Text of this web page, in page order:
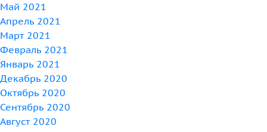
Май 2021
Апрель 2021
Март 2021
Февраль 2021
Январь 2021
Декабрь 2020
Октябрь 2020
Сентябрь 2020
Август 2020